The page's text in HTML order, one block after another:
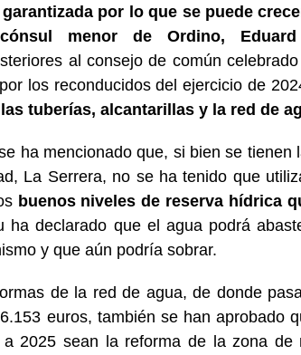
por lo que se puede
cónsul menor de Ordino,
al consejo de común
los reconducidos del ejercicio de
tuberías, alcantarillas y la red de
ha mencionado que, si bien se tienen
La Serrera, no se ha tenido que
buenos niveles de reserva hídrica
ha declarado que el agua podrá
y que aún podría sobrar.
de la red de agua, de donde
euros, también se han aprobado
2025 sean la reforma de la zona de